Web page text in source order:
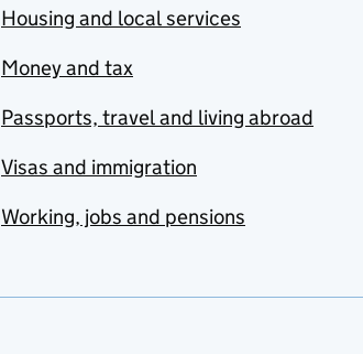
Housing and local services
Money and tax
Passports, travel and living abroad
Visas and immigration
Working, jobs and pensions